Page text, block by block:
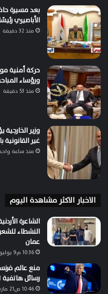
بعد مسيرة
الأباصيري
منذ 32 دقيقة
حركة أمنية
ورؤساء
منذ 53 دقيقة
وزير الخارجية
غير
منذ ساعة
الاخبار الاكثر مشاهدة اليوم
الشاعرة
النشطاء
عمان
10:36 م9 يوليو، 2023
منع عالم
رسائل هاتفية
10:46 ص21 مارس، 2025